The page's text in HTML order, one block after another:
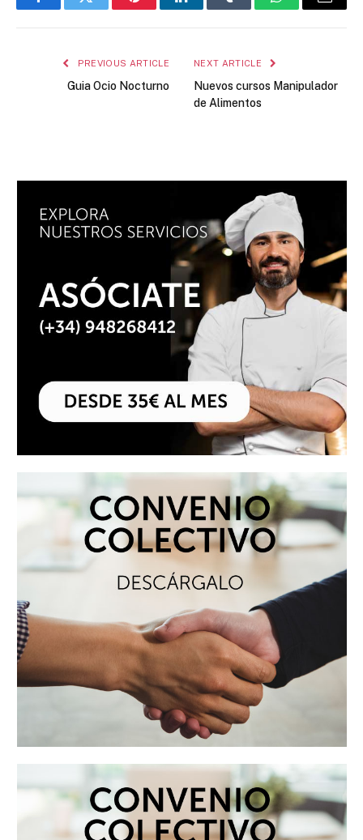
FacebookTwitter PinterestLinkedInTumblr WhatsAppEmail
PREVIOUS ARTICLE
Guia Ocio Nocturno
NEXT ARTICLE
Nuevos cursos Manipulador
de Alimentos